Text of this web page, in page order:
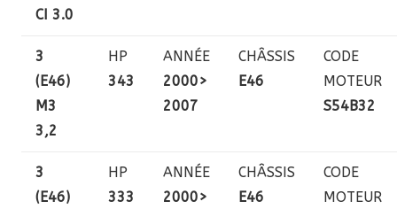
CI 3.0
3
(E46)
M3
3,2
HP
343
ANNÉE
2000>
2007
CHÂSSIS
E46
CODE
MOTEUR
S54B32
3
(E46)
HP
333
ANNÉE
2000>
CHÂSSIS
E46
CODE
MOTEUR